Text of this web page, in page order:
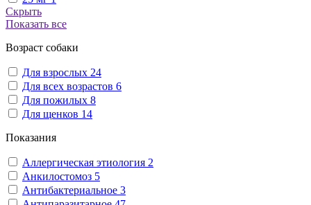
Скрыть
Показать все
Возраст собаки
Для взрослых 24
Для всех возрастов 6
Для пожилых 8
Для щенков 14
Показания
Аллергическая этиология 2
Анкилостомоз 5
Антибактериальное 3